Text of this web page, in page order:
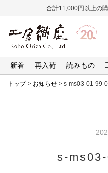
合計11,000円以上の
新着 再入荷 読みもの
トップ> お知らせ > s-ms03-01-99-
s-